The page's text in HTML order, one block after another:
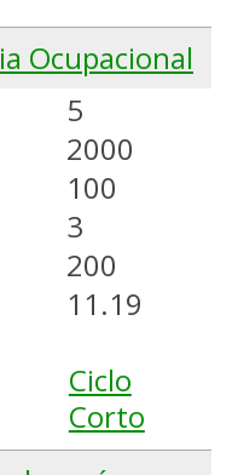
Ocupacional
5
2000
100
3
200
11.19
Ciclo
Corto